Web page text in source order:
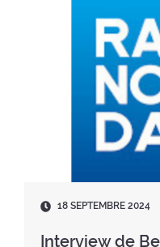
D
t
18 SEPTEMBRE 2024
Interview de